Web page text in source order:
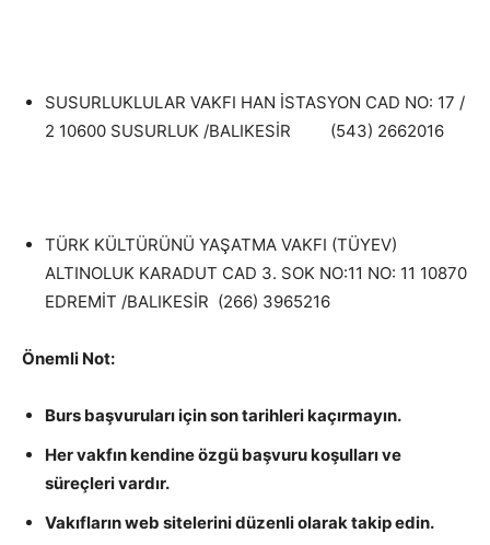
SUSURLUKLULAR VAKFI HAN İSTASYON CAD NO: 17 /
2 10600 SUSURLUK /BALIKESİR (543) 2662016
TÜRK KÜLTÜRÜNÜ YAŞATMA VAKFI (TÜYEV)
ALTINOLUK KARADUT CAD 3. SOK NO:11 NO: 11 10870
EDREMİT /BALIKESİR (266) 3965216
Önemli Not:
Burs başvuruları için son tarihleri kaçırmayın.
Her vakfın kendine özgü başvuru koşulları ve
süreçleri vardır.
Vakıfların web sitelerini düzenli olarak takip edin.